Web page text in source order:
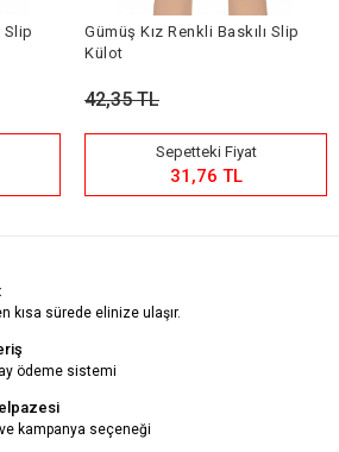
Slip
Gümüş Kız Renkli Baskılı Slip
Külot
42,35 TL
Sepetteki Fiyat
31,76 TL
kısa sürede elinize ulaşır.
ödeme sistemi
kampanya seçeneği